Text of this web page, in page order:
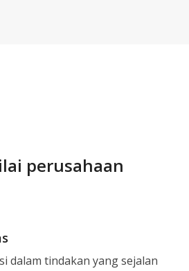
perusahaan
dalam tindakan yang sejalan